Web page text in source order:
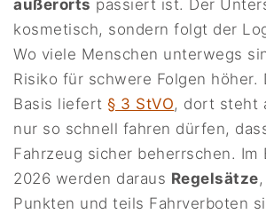
außerorts passiert ist. Der
kosmetisch, sondern folgt der
Wo viele Menschen unterwegs
Risiko für schwere Folgen höher.
Basis liefert § 3 StVO, dort steht
nur so schnell fahren dürfen,
Fahrzeug sicher beherrschen. Im
2026 werden daraus Regelsätze
Punkten und teils Fahrverboten